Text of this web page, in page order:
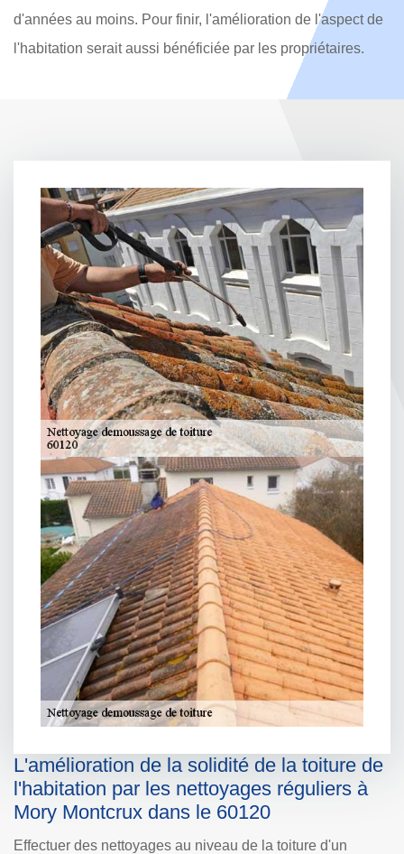
d'années au moins. Pour finir, l'amélioration de l'aspect de
l'habitation serait aussi bénéficiée par les propriétaires.
L'amélioration de la solidité de la toiture de
l'habitation par les nettoyages réguliers à
Mory Montcrux dans le 60120
Effectuer des nettoyages au niveau de la toiture d'un